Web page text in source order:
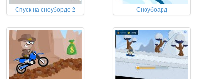
Спуск на сноуборде 2 Сноубоард